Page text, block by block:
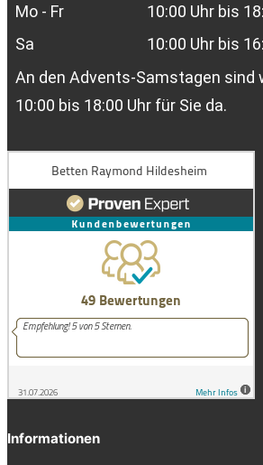
Mo - Fr
10:00 Uhr bis
Sa
10:00 Uhr bis
An den Advents-Samstagen sind
10:00 bis 18:00 Uhr für Sie da.
Informationen